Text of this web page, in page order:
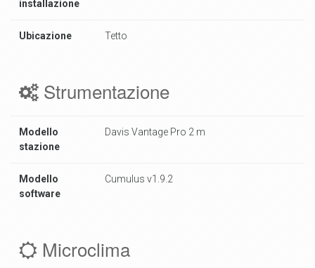
installazione
Ubicazione Tetto
Strumentazione
Modello
stazione
Davis Vantage Pro 2 m
Modello
software
Cumulus v1.9.2
Microclima